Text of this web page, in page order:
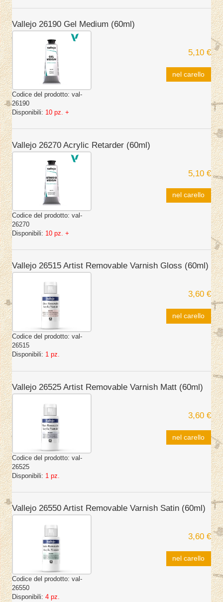
Vallejo 26190 Gel Medium (60ml)
Codice del prodotto: val-
26190
Disponibili: 10 pz. +
5,10 €
nel carello
Vallejo 26270 Acrylic Retarder (60ml)
Codice del prodotto: val-
26270
Disponibili: 10 pz. +
5,10 €
nel carello
Vallejo 26515 Artist Removable Varnish Gloss (60ml)
Codice del prodotto: val-
26515
Disponibili: 1 pz.
3,60 €
nel carello
Vallejo 26525 Artist Removable Varnish Matt (60ml)
Codice del prodotto: val-
26525
Disponibili: 1 pz.
3,60 €
nel carello
Vallejo 26550 Artist Removable Varnish Satin (60ml)
Codice del prodotto: val-
26550
Disponibili: 4 pz.
3,60 €
nel carello